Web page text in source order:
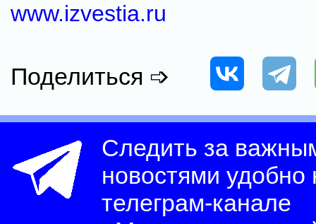
www.izvestia.ru
Поделиться ➩
Следить за
новостями
телеграм-канале